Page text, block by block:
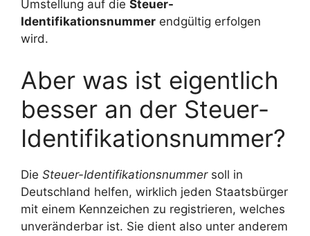
Umstellung auf die Steuer-
Identifikationsnummer endgültig erfolgen
wird.
Aber was ist eigentlich
besser an der Steuer-
Identifikationsnummer?
Die Steuer-Identifikationsnummersoll in
Deutschland helfen, wirklich jeden Staatsbürger
mit einem Kennzeichen zu registrieren, welches
unveränderbar ist. Sie dient also unter anderem